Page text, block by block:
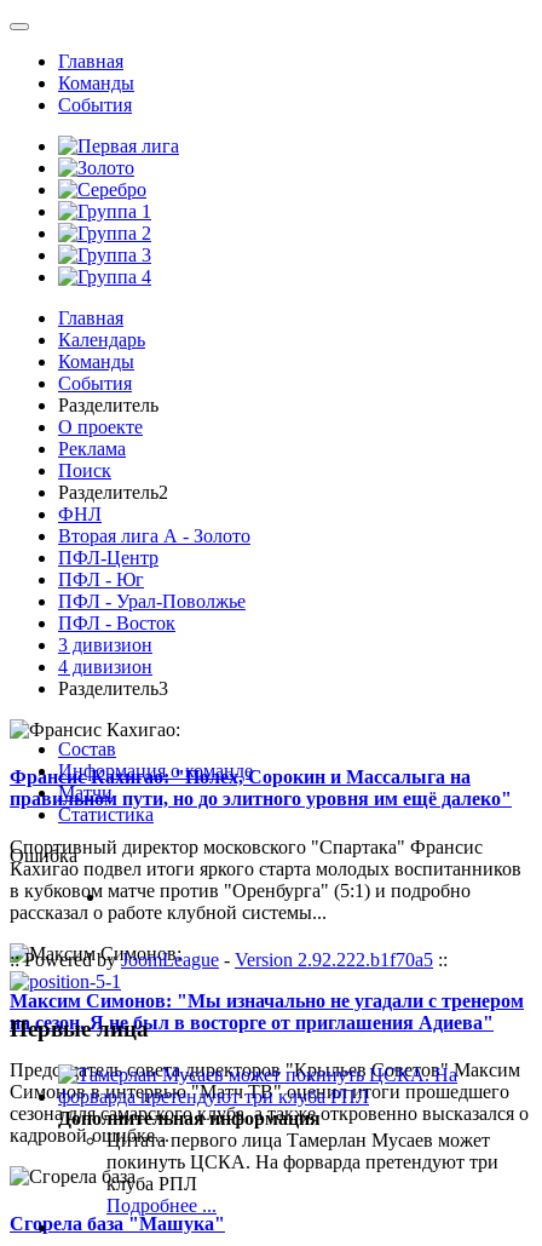
Главная
Команды
События
Главная
Календарь
Команды
События
Разделитель
О проекте
Реклама
Поиск
Разделитель2
ФНЛ
Вторая лига А - Золото
ПФЛ-Центр
ПФЛ - Юг
ПФЛ - Урал-Поволжье
ПФЛ - Восток
3 дивизион
4 дивизион
Разделитель3
Франсис Кахигао: "Полех, Сорокин и Массалыга на
правильном пути, но до элитного уровня им ещё далеко"
Спортивный директор московского "Спартака" Франсис
Кахигао подвел итоги яркого старта молодых воспитанников
в кубковом матче против "Оренбурга" (5:1) и подробно
рассказал о работе клубной системы...
Максим Симонов: "Мы изначально не угадали с тренером
на сезон. Я не был в восторге от приглашения Адиева"
Председатель совета директоров "Крыльев Советов" Максим
Симонов в интервью "Матч ТВ" оценил итоги прошедшего
сезона для самарского клуба, а также откровенно высказался о
кадровой ошибке...
Сгорела база "Машука"
Состав
Информация о команде
Матчи
Статистика
Ошибка
:: Powered byJoomLeague - Version 2.92.222.b1f70a5 ::
Первые лица
Дополнительная информация
Цитата первого лица Тамерлан Мусаев может
покинуть ЦСКА. На форварда претендуют три
клуба РПЛ
Подробнее ...